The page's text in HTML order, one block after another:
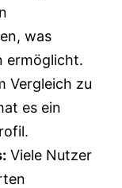
was
ermöglicht.
Vergleich zu
es ein
Viele Nutzer